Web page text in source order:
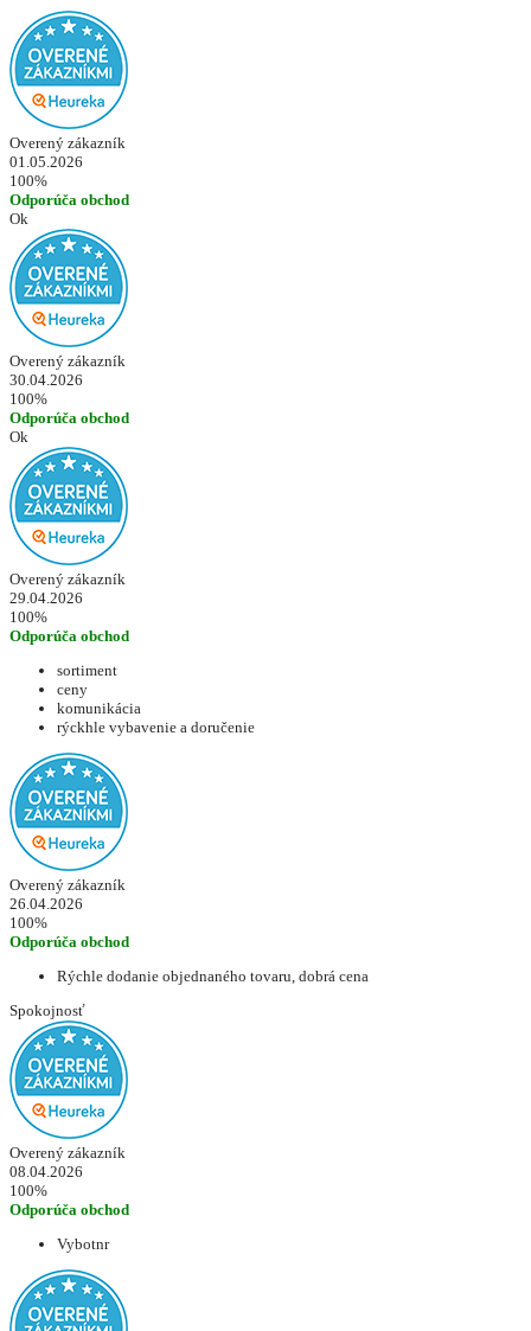
Overený zákazník
01.05.2026
100%
Odporúča obchod
Ok
Overený zákazník
30.04.2026
100%
Odporúča obchod
Ok
Overený zákazník
29.04.2026
100%
Odporúča obchod
sortiment
ceny
komunikácia
rýckhle vybavenie a doručenie
Overený zákazník
26.04.2026
100%
Odporúča obchod
Rýchle dodanie objednaného tovaru, dobrá cena
Spokojnosť
Overený zákazník
08.04.2026
100%
Odporúča obchod
Vybotnr